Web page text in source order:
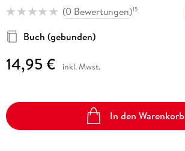
(0 Bewertungen)15
Buch (gebunden)
14,95 € inkl. Mwst.
In den Warenkorb